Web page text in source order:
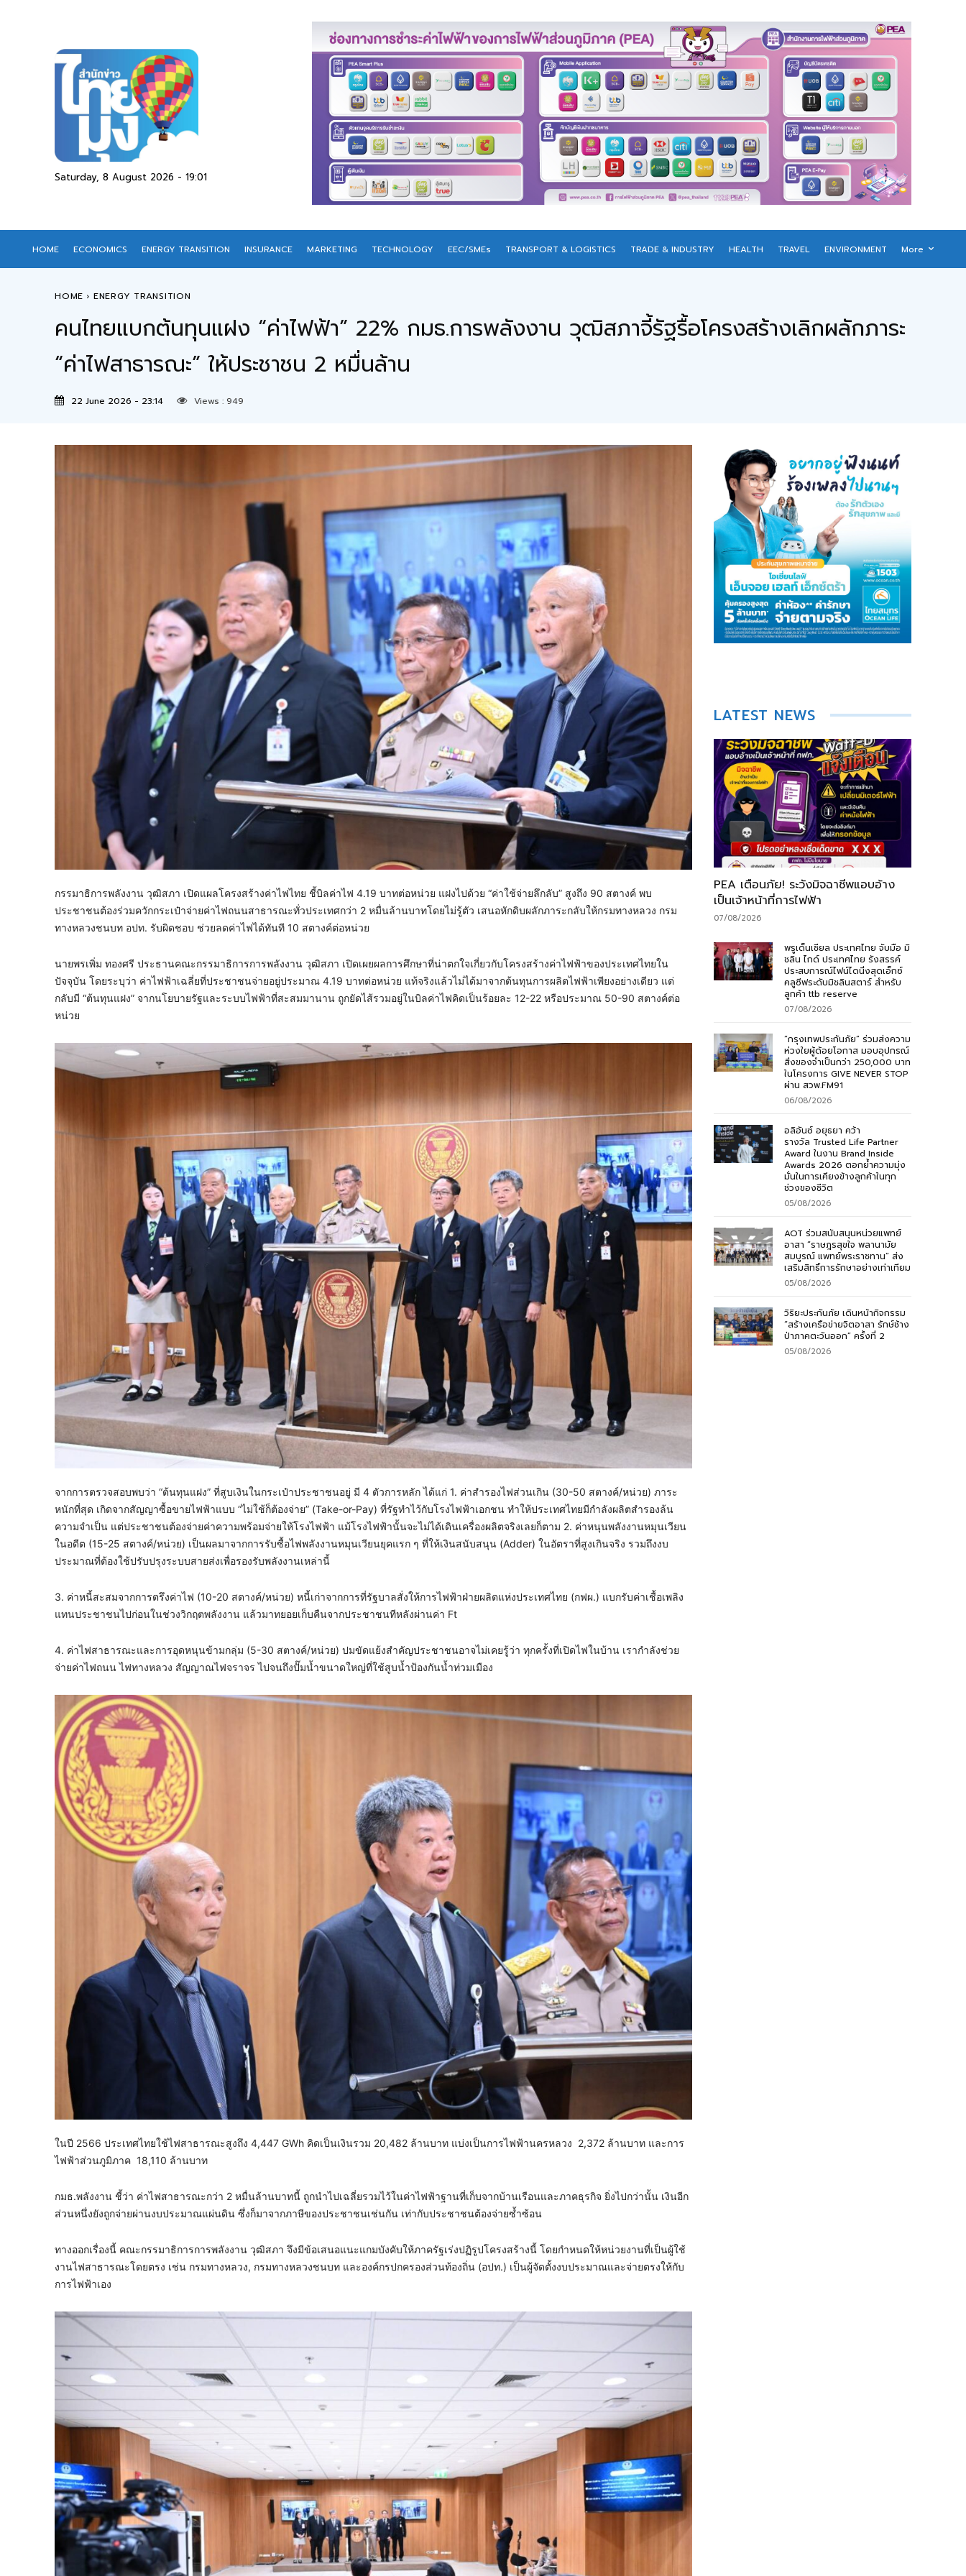
Saturday, 8 August 2026 - 19:01
HOME ECONOMICS ENERGY TRANSITION INSURANCE MARKETING TECHNOLOGY EEC/SMEs TRANSPORT & LOGISTICS TRADE & INDUSTRY HEALTH TRAVEL ENVIRONMENT More
HOME ENERGY TRANSITION
คนไทยแบกต้นทุนแฝง “ค่าไฟฟ้า” 22% กมธ.การพลังงาน วุฒิสภาจี้รัฐรื้อโครงสร้างเลิกผลักภาระ
“ค่าไฟสาธารณะ” ให้ประชาชน 2 หมื่นล้าน
22 June 2026 - 23:14 Views : 949
กรรมาธิการพลังงาน วุฒิสภา เปิดแผลโครงสร้างค่าไฟไทย ชี้บิลค่าไฟ 4.19 บาทต่อหน่วย แฝงไปด้วย “ค่าใช้จ่ายลึกลับ” สูงถึง 90 สตางค์ พบ
ประชาชนต้องร่วมควักกระเป๋าจ่ายค่าไฟถนนสาธารณะทั่วประเทศกว่า 2 หมื่นล้านบาทโดยไม่รู้ตัว เสนอหักดิบผลักภาระกลับให้กรมทางหลวง กรม
ทางหลวงชนบท อปท. รับผิดชอบ ช่วยลดค่าไฟได้ทันที 10 สตางค์ต่อหน่วย
​นายพรเพิ่ม ทองศรี ประธานคณะกรรมาธิการการพลังงาน วุฒิสภา เปิดเผยผลการศึกษาที่น่าตกใจเกี่ยวกับโครงสร้างค่าไฟฟ้าของประเทศไทยใน
ปัจจุบัน โดยระบุว่า ค่าไฟฟ้าเฉลี่ยที่ประชาชนจ่ายอยู่ประมาณ 4.19 บาทต่อหน่วย แท้จริงแล้วไม่ได้มาจากต้นทุนการผลิตไฟฟ้าเพียงอย่างเดียว แต่
กลับมี “ต้นทุนแฝง” จากนโยบายรัฐและระบบไฟฟ้าที่สะสมมานาน ถูกยัดไส้รวมอยู่ในบิลค่าไฟคิดเป็นร้อยละ 12-22 หรือประมาณ 50-90 สตางค์ต่อ
หน่วย
​จากการตรวจสอบพบว่า “ต้นทุนแฝง” ที่สูบเงินในกระเป๋าประชาชนอยู่ มี 4 ตัวการหลัก ได้แก่ ​1. ค่าสำรองไฟส่วนเกิน (30-50 สตางค์/หน่วย) ภาระ
หนักที่สุด ​เกิดจากสัญญาซื้อขายไฟฟ้าแบบ “ไม่ใช้ก็ต้องจ่าย” (Take-or-Pay) ที่รัฐทำไว้กับโรงไฟฟ้าเอกชน ทำให้ประเทศไทยมีกำลังผลิตสำรองล้น
ความจำเป็น แต่ประชาชนต้องจ่ายค่าความพร้อมจ่ายให้โรงไฟฟ้า แม้โรงไฟฟ้านั้นจะไม่ได้เดินเครื่องผลิตจริงเลยก็ตาม ​2. ค่าหนุนพลังงานหมุนเวียน
ในอดีต (15-25 สตางค์/หน่วย) ​เป็นผลมาจากการรับซื้อไฟพลังงานหมุนเวียนยุคแรก ๆ ที่ให้เงินสนับสนุน (Adder) ในอัตราที่สูงเกินจริง รวมถึงงบ
ประมาณที่ต้องใช้ปรับปรุงระบบสายส่งเพื่อรองรับพลังงานเหล่านี้
​3. ค่าหนี้สะสมจากการตรึงค่าไฟ (10-20 สตางค์/หน่วย) ​หนี้เก่าจากการที่รัฐบาลสั่งให้การไฟฟ้าฝ่ายผลิตแห่งประเทศไทย (กฟผ.) แบกรับค่าเชื้อเพลิง
แทนประชาชนไปก่อนในช่วงวิกฤตพลังงาน แล้วมาทยอยเก็บคืนจากประชาชนทีหลังผ่านค่า Ft
​4. ค่าไฟสาธารณะและการอุดหนุนข้ามกลุ่ม (5-30 สตางค์/หน่วย) ปมขัดแย้งสำคัญ​ประชาชนอาจไม่เคยรู้ว่า ทุกครั้งที่เปิดไฟในบ้าน เรากำลังช่วย
จ่ายค่าไฟถนน ไฟทางหลวง สัญญาณไฟจราจร ไปจนถึงปั๊มน้ำขนาดใหญ่ที่ใช้สูบน้ำป้องกันน้ำท่วมเมือง
​ในปี 2566 ประเทศไทยใช้ไฟสาธารณะสูงถึง 4,447 GWh คิดเป็นเงินรวม 20,482 ล้านบาท แบ่งเป็น​การไฟฟ้านครหลวง 2,372 ล้านบาท และ​การ
ไฟฟ้าส่วนภูมิภาค 18,110 ล้านบาท
​กมธ.พลังงาน ชี้ว่า ค่าไฟสาธารณะกว่า 2 หมื่นล้านบาทนี้ ถูกนำไปเฉลี่ยรวมไว้ในค่าไฟฟ้าฐานที่เก็บจากบ้านเรือนและภาคธุรกิจ ยิ่งไปกว่านั้น เงินอีก
ส่วนหนึ่งยังถูกจ่ายผ่านงบประมาณแผ่นดิน ซึ่งก็มาจากภาษีของประชาชนเช่นกัน เท่ากับประชาชนต้องจ่ายซ้ำซ้อน
​ทางออกเรื่องนี้ ​คณะกรรมาธิการการพลังงาน วุฒิสภา จึงมีข้อเสนอแนะแกมบังคับให้ภาครัฐเร่งปฏิรูปโครงสร้างนี้ โดยกำหนดให้หน่วยงานที่เป็นผู้ใช้
งานไฟสาธารณะโดยตรง เช่น กรมทางหลวง, กรมทางหลวงชนบท และองค์กรปกครองส่วนท้องถิ่น (อปท.) เป็นผู้จัดตั้งงบประมาณและจ่ายตรงให้กับ
การไฟฟ้าเอง
LATEST NEWS
PEA เตือนภัย! ระวังมิจฉาชีพแอบอ้าง
เป็นเจ้าหน้าที่การไฟฟ้า
07/08/2026
พรูเด็นเชียล ประเทศไทย จับมือ มิ
ชลิน ไกด์ ประเทศไทย รังสรรค์
ประสบการณ์ไฟน์ไดนิ่งสุดเอ็กซ์
คลูซีฟระดับมิชลินสตาร์ สำหรับ
ลูกค้า ttb reserve
07/08/2026
“กรุงเทพประกันภัย” ร่วมส่งความ
ห่วงใยผู้ด้อยโอกาส มอบอุปกรณ์
สิ่งของจำเป็นกว่า 250,000 บาท
ในโครงการ GIVE NEVER STOP
ผ่าน สวพ.FM91
06/08/2026
อลิอันซ์ อยุธยา คว้า
รางวัล Trusted Life Partner
Award ในงาน Brand Inside
Awards 2026 ตอกย้ำความมุ่ง
มั่นในการเคียงข้างลูกค้าในทุก
ช่วงของชีวิต
05/08/2026
AOT ร่วมสนับสนุนหน่วยแพทย์
อาสา “ราษฎรสุขใจ พลานามัย
สมบูรณ์ แพทย์พระราชทาน” ส่ง
เสริมสิทธิ์การรักษาอย่างเท่าเทียม
05/08/2026
วิริยะประกันภัย เดินหน้ากิจกรรม
“สร้างเครือข่ายจิตอาสา รักษ์ช้าง
ป่าภาคตะวันออก” ครั้งที่ 2
05/08/2026